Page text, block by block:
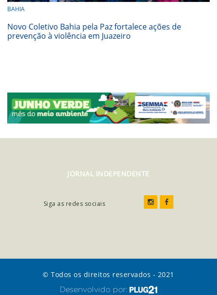
BAHIA
Novo Coletivo Bahia pela Paz fortalece ações de
prevenção à violência em Juazeiro
JORNAL INDEPENDENTE
Siga as redes sociais
© Todos os direitos reservados - 2021